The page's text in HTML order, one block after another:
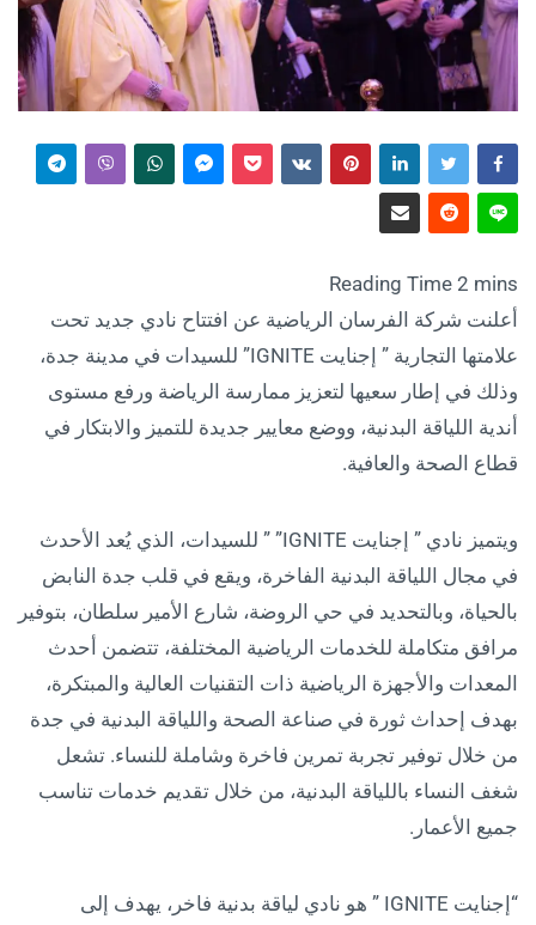
أعلنت شركة الفرسان الرياضية عن افتتاح نادي جديد تحت
علامتها التجارية ” إجنايت IGNITE” للسيدات في مدينة جدة،
وذلك في إطار سعيها لتعزيز ممارسة الرياضة ورفع مستوى
أندية اللياقة البدنية، ووضع معايير جديدة للتميز والابتكار في
قطاع الصحة والعافية.
ويتميز نادي ” إجنايت IGNITE” ” للسيدات، الذي يُعد الأحدث
في مجال اللياقة البدنية الفاخرة، ويقع في قلب جدة النابض
بالحياة، وبالتحديد في حي الروضة، شارع الأمير سلطان، بتوفير
مرافق متكاملة للخدمات الرياضية المختلفة، تتضمن أحدث
المعدات والأجهزة الرياضية ذات التقنيات العالية والمبتكرة،
بهدف إحداث ثورة في صناعة الصحة واللياقة البدنية في جدة
من خلال توفير تجربة تمرين فاخرة وشاملة للنساء. تشعل
شغف النساء باللياقة البدنية، من خلال تقديم خدمات تناسب
جميع الأعمار.
“إجنايت IGNITE ” هو نادي لياقة بدنية فاخر، يهدف إلى